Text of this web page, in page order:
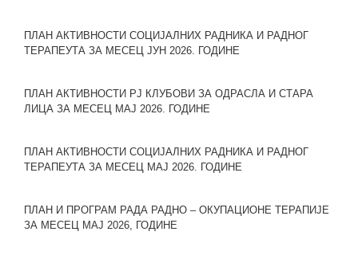
ПЛАН АКТИВНОСТИ СОЦИЈАЛНИХ РАДНИКА И РАДНОГ
ТЕРАПЕУТА ЗА МЕСЕЦ ЈУН 2026. ГОДИНЕ
ПЛАН АКТИВНОСТИ РЈ КЛУБОВИ ЗА ОДРАСЛА И СТАРА
ЛИЦА ЗА МЕСЕЦ МАЈ 2026. ГОДИНЕ
ПЛАН АКТИВНОСТИ СОЦИЈАЛНИХ РАДНИКА И РАДНОГ
ТЕРАПЕУТА ЗА МЕСЕЦ МАЈ 2026. ГОДИНЕ
ПЛАН И ПРОГРАМ РАДА РАДНО – ОКУПАЦИОНЕ ТЕРАПИЈЕ
ЗА МЕСЕЦ МАЈ 2026, ГОДИНЕ